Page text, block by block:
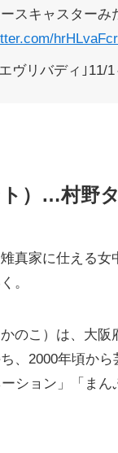
スキャスター
ヴリバディ｣11/1
）…村野
真家に仕える
。
のこ）は、大阪
、2000年頃か
ション」「まん